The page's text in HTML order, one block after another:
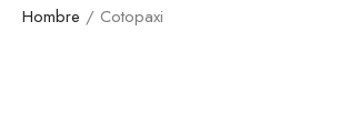
Hombre / Cotopaxi